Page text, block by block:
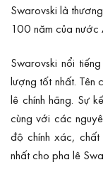
Swarovski là
100 năm của nước
Swarovski nổi
lượng tốt nhất. Tên
lê chính hãng. Sự
cùng với các
độ chính xác,
nhất cho pha lê